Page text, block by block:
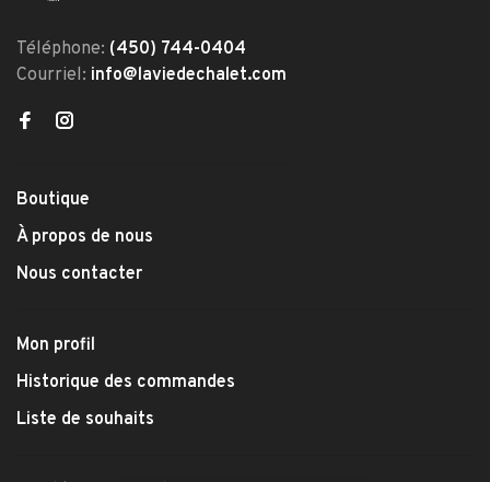
Téléphone: (450) 744-0404
Courriel: info@laviedechalet.com
Boutique
À propos de nous
Nous contacter
Mon profil
Historique des commandes
Liste de souhaits